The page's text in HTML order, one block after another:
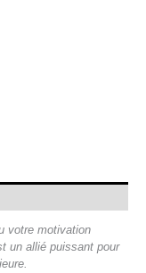
votre motivation
un allié puissant pour